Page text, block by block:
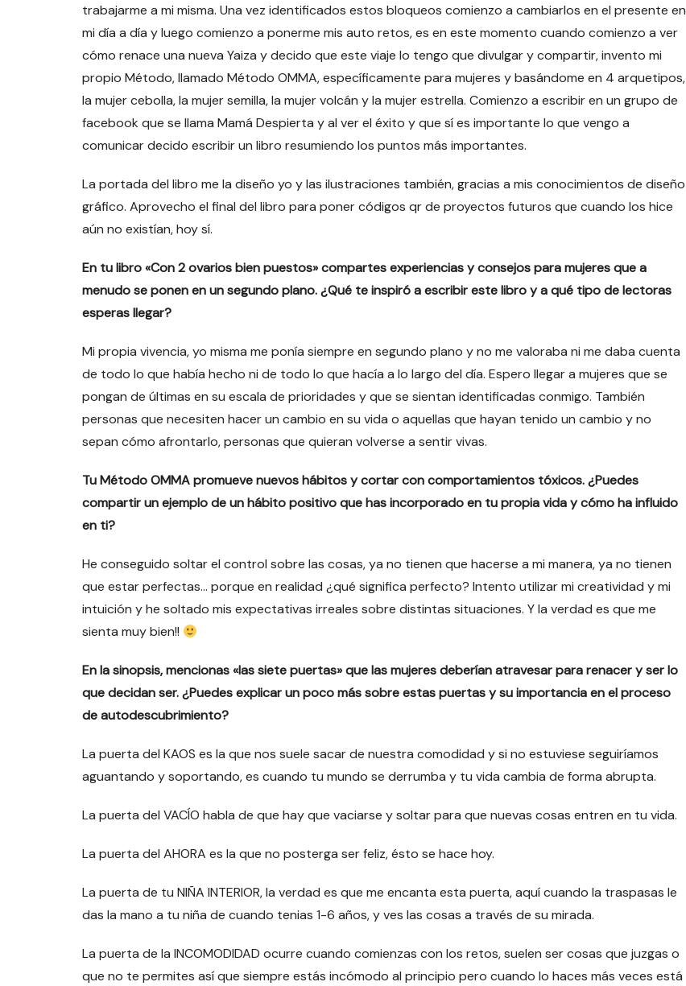
trabajarme a mi misma. Una vez identificados estos bloqueos comienzo a cambiarlos en el presente en
mi día a día y luego comienzo a ponerme mis auto retos, es en este momento cuando comienzo a ver
cómo renace una nueva Yaiza y decido que este viaje lo tengo que divulgar y compartir, invento mi
propio Método, llamado Método OMMA, específicamente para mujeres y basándome en 4 arquetipos,
la mujer cebolla, la mujer semilla, la mujer volcán y la mujer estrella. Comienzo a escribir en un grupo de
facebook que se llama Mamá Despierta y al ver el éxito y que sí es importante lo que vengo a
comunicar decido escribir un libro resumiendo los puntos más importantes.
La portada del libro me la diseño yo y las ilustraciones también, gracias a mis conocimientos de diseño
gráfico. Aprovecho el final del libro para poner códigos qr de proyectos futuros que cuando los hice
aún no existían, hoy sí.
En tu libro «Con 2 ovarios bien puestos» compartes experiencias y consejos para mujeres que a
menudo se ponen en un segundo plano. ¿Qué te inspiró a escribir este libro y a qué tipo de lectoras
esperas llegar?
Mi propia vivencia, yo misma me ponía siempre en segundo plano y no me valoraba ni me daba cuenta
de todo lo que había hecho ni de todo lo que hacía a lo largo del día. Espero llegar a mujeres que se
pongan de últimas en su escala de prioridades y que se sientan identificadas conmigo. También
personas que necesiten hacer un cambio en su vida o aquellas que hayan tenido un cambio y no
sepan cómo afrontarlo, personas que quieran volverse a sentir vivas.
Tu Método OMMA promueve nuevos hábitos y cortar con comportamientos tóxicos. ¿Puedes
compartir un ejemplo de un hábito positivo que has incorporado en tu propia vida y cómo ha influido
en ti?
He conseguido soltar el control sobre las cosas, ya no tienen que hacerse a mi manera, ya no tienen
que estar perfectas… porque en realidad ¿qué significa perfecto? Intento utilizar mi creatividad y mi
intuición y he soltado mis expectativas irreales sobre distintas situaciones. Y la verdad es que me
sienta muy bien!!
En la sinopsis, mencionas «las siete puertas» que las mujeres deberían atravesar para renacer y ser lo
que decidan ser. ¿Puedes explicar un poco más sobre estas puertas y su importancia en el proceso
de autodescubrimiento?
La puerta del KAOS es la que nos suele sacar de nuestra comodidad y si no estuviese seguiríamos
aguantando y soportando, es cuando tu mundo se derrumba y tu vida cambia de forma abrupta.
La puerta del VACÍO habla de que hay que vaciarse y soltar para que nuevas cosas entren en tu vida.
La puerta del AHORA es la que no posterga ser feliz, ésto se hace hoy.
La puerta de tu NIÑA INTERIOR, la verdad es que me encanta esta puerta, aquí cuando la traspasas le
das la mano a tu niña de cuando tenias 1-6 años, y ves las cosas a través de su mirada.
La puerta de la INCOMODIDAD ocurre cuando comienzas con los retos, suelen ser cosas que juzgas o
que no te permites así que siempre estás incómodo al principio pero cuando lo haces más veces está